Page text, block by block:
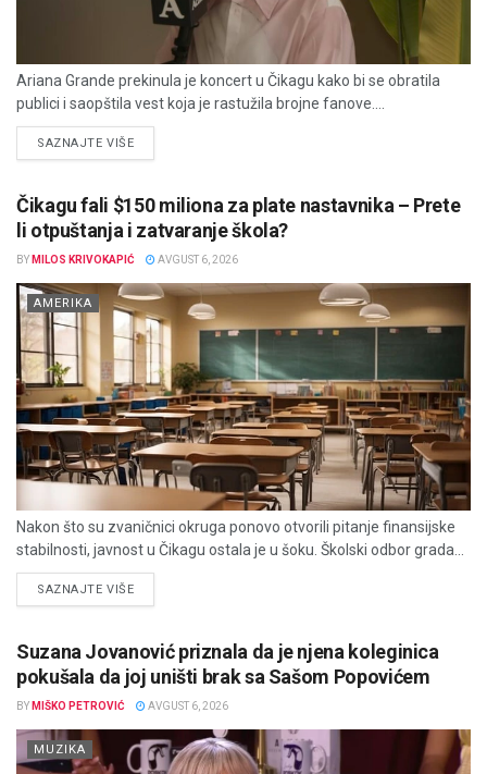
Ariana Grande prekinula je koncert u Čikagu kako bi se obratila
publici i saopštila vest koja je rastužila brojne fanove....
SAZNAJTE VIŠEDETAILS
Čikagu fali $150 miliona za plate nastavnika – Prete
li otpuštanja i zatvaranje škola?
BY MILOS KRIVOKAPIĆ AVGUST 6, 2026
AMERIKA
Nakon što su zvaničnici okruga ponovo otvorili pitanje finansijske
stabilnosti, javnost u Čikagu ostala je u šoku. Školski odbor grada...
SAZNAJTE VIŠEDETAILS
Suzana Jovanović priznala da je njena koleginica
pokušala da joj uništi brak sa Sašom Popovićem
BY MIŠKO PETROVIĆ AVGUST 6, 2026
MUZIKA